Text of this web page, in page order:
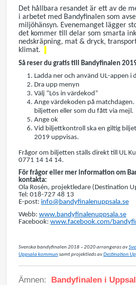
Det hållbara resandet är ett av de
i arbetet med Bandyfinalen som
miljöhänsyn. Evenemanget lägger
det kommer till delar som smarta
nedskräpning, mat & dryck,
klimat.
Så reser du gratis till Bandyfinalen
Ladda ner och använd UL-appen i
Dra upp menyn
Välj ”Lös in värdekod”
Ange värdekoden på
biljetten eller som du fått via mejl.
Ange ok
Vid biljettkontroll ska en giltig
2019 uppvisas.
Frågor om biljetten ställs direkt till UL
0771 14 14 14.
För frågor eller mer information om
kontakta:
Ola Rosén, projektledare (Destination
Tel: 018-727 48 13
E-post: info@bandyfinalenuppsala.se
Webb: www.bandyfinalenuppsala.se
Facebook: www.facebook.com/
Svenska bandyfinalen 2018 – 2020 arrangeras av
Uppsala kommun samt projektleds avDestination
Ämnen: Bandyfinalen i